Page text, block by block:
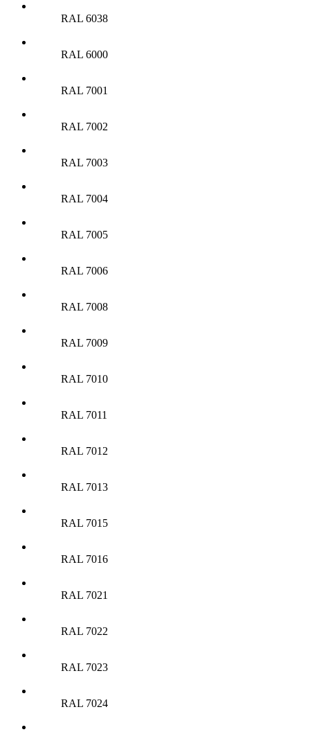
RAL 6038
RAL 6000
RAL 7001
RAL 7002
RAL 7003
RAL 7004
RAL 7005
RAL 7006
RAL 7008
RAL 7009
RAL 7010
RAL 7011
RAL 7012
RAL 7013
RAL 7015
RAL 7016
RAL 7021
RAL 7022
RAL 7023
RAL 7024